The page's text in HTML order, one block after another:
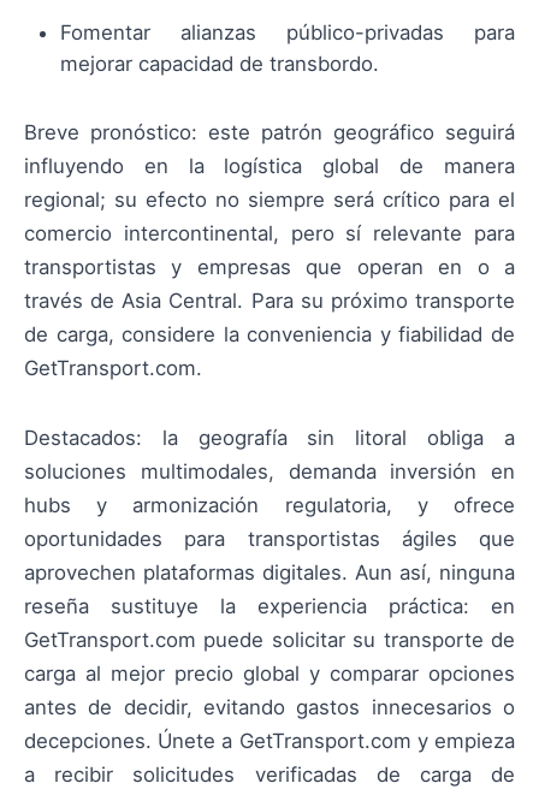
Fomentar alianzas público-privadas para
mejorar capacidad de transbordo.
Breve pronóstico: este patrón geográfico seguirá
influyendo en la logística global de manera
regional; su efecto no siempre será crítico para el
comercio intercontinental, pero sí relevante para
transportistas y empresas que operan en o a
través de Asia Central. Para su próximo transporte
de carga, considere la conveniencia y fiabilidad de
GetTransport.com.
Destacados: la geografía sin litoral obliga a
soluciones multimodales, demanda inversión en
hubs y armonización regulatoria, y ofrece
oportunidades para transportistas ágiles que
aprovechen plataformas digitales. Aun así, ninguna
reseña sustituye la experiencia práctica: en
GetTransport.com puede solicitar su transporte de
carga al mejor precio global y comparar opciones
antes de decidir, evitando gastos innecesarios o
decepciones. Únete a GetTransport.com y empieza
a recibir solicitudes verificadas de carga de